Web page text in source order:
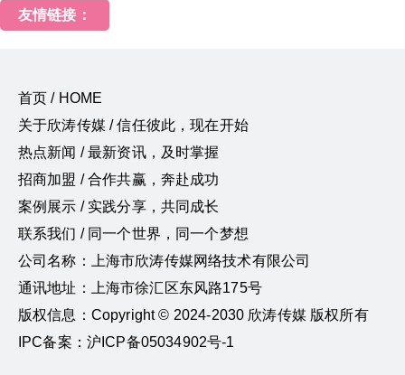
友情链接：
首页 / HOME
关于欣涛传媒 / 信任彼此，现在开始
热点新闻 / 最新资讯，及时掌握
招商加盟 / 合作共赢，奔赴成功
案例展示 / 实践分享，共同成长
联系我们 / 同一个世界，同一个梦想
公司名称：上海市欣涛传媒网络技术有限公司
通讯地址：上海市徐汇区东风路175号
版权信息：Copyright © 2024-2030 欣涛传媒 版权所有
IPC备案：沪ICP备05034902号-1